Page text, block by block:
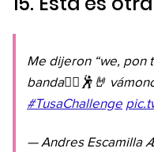
Me dijeron “we, pon
banda🤷‍♂️🕺🤘
#TusaChallenge
— Andres Escamilla